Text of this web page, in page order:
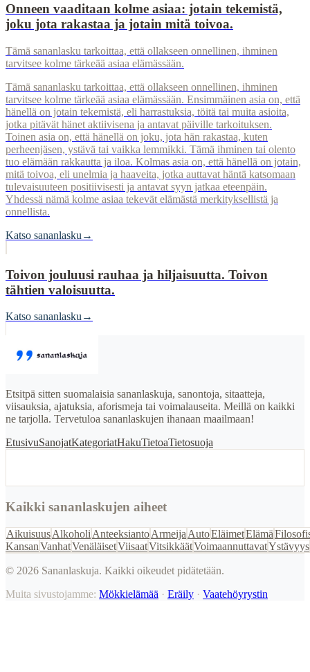
Onneen vaaditaan kolme asiaa: jotain tekemistä,
joku jota rakastaa ja jotain mitä toivoa.
Tämä sananlasku tarkoittaa, että ollakseen onnellinen, ihminen
tarvitsee kolme tärkeää asiaa elämässään.
Tämä sananlasku tarkoittaa, että ollakseen onnellinen, ihminen
tarvitsee kolme tärkeää asiaa elämässään. Ensimmäinen asia on, että
hänellä on jotain tekemistä, eli harrastuksia, töitä tai muita asioita,
jotka pitävät hänet aktiivisena ja antavat päiville tarkoituksen.
Toinen asia on, että hänellä on joku, jota hän rakastaa, kuten
perheenjäsen, ystävä tai vaikka lemmikki. Tämä ihminen tai olento
tuo elämään rakkautta ja iloa. Kolmas asia on, että hänellä on jotain,
mitä toivoa, eli unelmia ja haaveita, jotka auttavat häntä katsomaan
tulevaisuuteen positiivisesti ja antavat syyn jatkaa eteenpäin.
Yhdessä nämä kolme asiaa tekevät elämästä merkityksellistä ja
onnellista.
Katso sananlasku →
Toivon jouluusi rauhaa ja hiljaisuutta. Toivon
tähtien valoisuutta.
Katso sananlasku →
Etsitpä sitten suomalaisia sananlaskuja, sanontoja, sitaatteja,
viisauksia, ajatuksia, aforismeja tai voimalauseita. Meillä on kaikki
ne tarjolla. Tervetuloa sananlaskujen ihanaan maailmaan!
EtusivuSanojatKategoriatHakuTietoaTietosuoja
Kaikki sananlaskujen aiheet
AikuisuusAlkoholi AnteeksiantoArmeija AutoEläimetElämä
KansanVanhatVenäläisetViisaatVitsikkäätVoimaannuttavatYstävyys
© 2026 Sananlaskuja. Kaikki oikeudet pidätetään.
Muita sivustojamme: Mökkielämää · Eräily · Vaatehöyrystin